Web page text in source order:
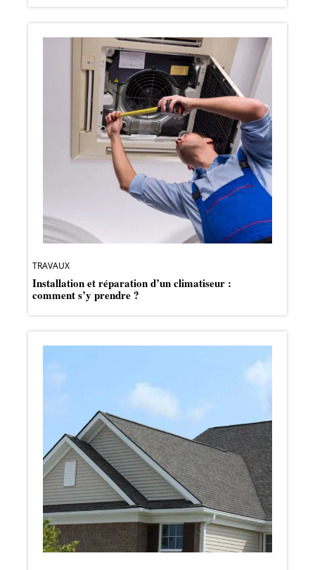
TRAVAUX
Installation et réparation d’un climatiseur :
comment s’y prendre ?